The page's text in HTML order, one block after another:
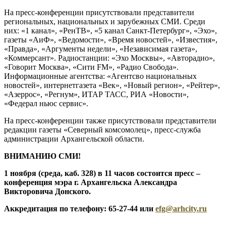
На пресс-конференции присутствовали представители
региональных, национальных и зарубежных СМИ. Среди
них: «1 канал», «РенТВ», «5 канал Санкт-Петербург», «Эхо»,
газеты «АиФ», «Ведомости», «Время новостей», «Известия»,
«Правда», «Аргументы недели», «Независимая газета»,
«Коммерсант». Радиостанции: «Эхо Москвы», «Авторадио»,
«Говорит Москва», «Сити FM», «Радио Свобода».
Информационные агентства: «Агентсво национальных
новостей», интернетгазета «Век», «Новый регион», «Рейтер»,
«Азеррос», «Регнум», ИТАР ТАСС, РИА «Новости»,
«Федерал ньюс сервис».
На пресс-конференции также присутствовали представители
редакции газеты «Северный комсомолец», пресс-служба
администрации Архангельской области.
ВНИМАНИЮ СМИ!
1 ноября (среда, каб. 328) в 11 часов состоится пресс –
конференция мэра г. Архангельска Александра
Викторовича Донского.
Аккредитация по телефону: 65-27-44 или efg@arhcity.ru